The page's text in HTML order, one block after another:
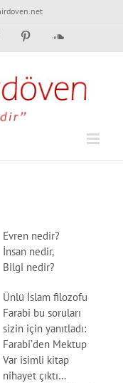
PinterestSoundCloud
Evren nedir?
İnsan nedir,
Bilgi nedir?
Ünlü İslam filozofu
Farabi bu soruları
sizin için yanıtladı:
Farabi’den Mektup
Var isimli kitap
nihayet çıktı…